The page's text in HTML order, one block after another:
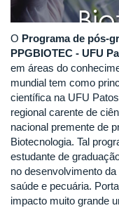
O Programa de pós-
PPGBIOTEC - UFU
em áreas do
mundial tem como
científica na UFU
regional carente de
nacional premente de
Biotecnologia. Tal
estudante de
no desenvolvimento
saúde e pecuária.
impacto muito grande